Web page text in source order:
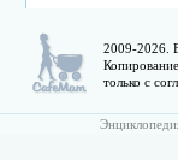
2009-2026.
только с